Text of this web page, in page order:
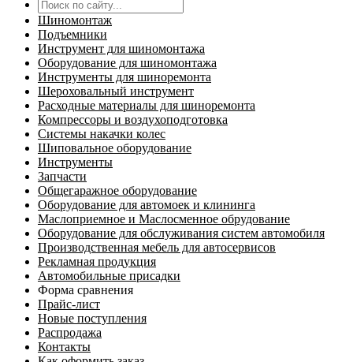
Шиномонтаж
Подъемники
Инструмент для шиномонтажа
Оборудование для шиномонтажа
Инструменты для шиноремонта
Шероховальный инструмент
Расходные материалы для шиноремонта
Компрессоры и воздухоподготовка
Системы накачки колес
Шиповальное оборудование
Инструменты
Запчасти
Общегаражное оборудование
Оборудование для автомоек и клининга
Маслоприемное и Маслосменное обрудование
Оборудование для обслуживания систем автомобиля
Производственная мебель для автосервисов
Рекламная продукция
Автомобильные присадки
Форма сравнения
Прайс-лист
Новые поступления
Распродажа
Контакты